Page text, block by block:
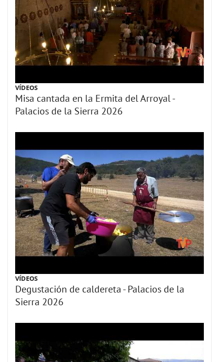
VÍDEOS
Misa cantada en la Ermita del Arroyal -
Palacios de la Sierra 2026
VÍDEOS
Degustación de caldereta - Palacios de la
Sierra 2026